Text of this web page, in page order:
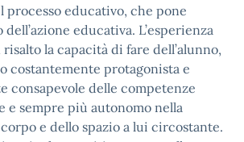
processo educativo, che pone
dell’azione educativa. L’esperienza
la capacità di fare dell’alunno,
costantemente protagonista e
consapevole delle competenze
e sempre più autonomo nella
e dello spazio a lui circostante.